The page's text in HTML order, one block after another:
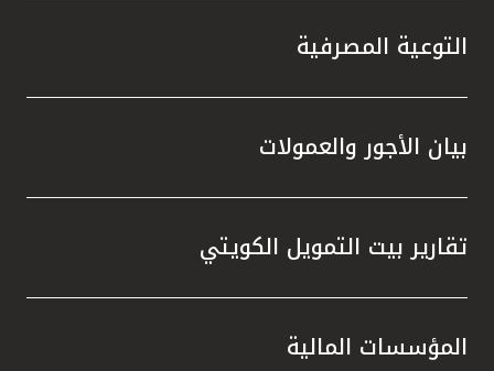
التوعية المصرفية
بيان الأجور والعمولات
تقارير بيت التمويل الكويتي
المؤسسات المالية